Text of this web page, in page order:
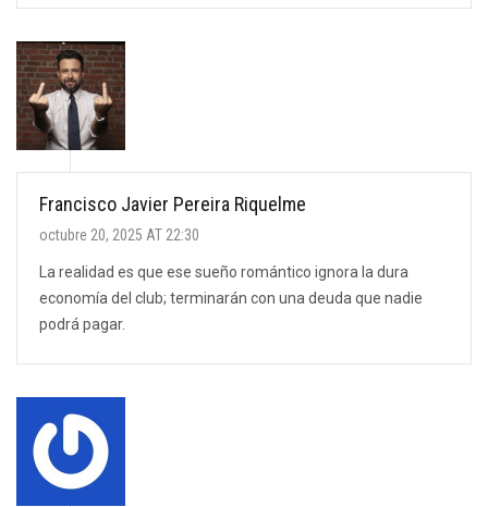
Francisco Javier Pereira Riquelme
octubre 20, 2025 AT 22:30
La realidad es que ese sueño romántico ignora la dura
economía del club; terminarán con una deuda que nadie
podrá pagar.